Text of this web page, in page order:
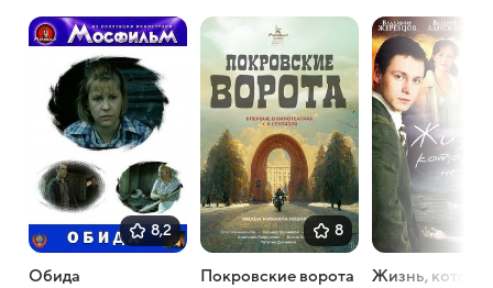
8,2
Обида
8
Покровские ворота
Жизнь,